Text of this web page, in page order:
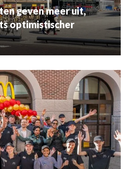
geven meer uit,
optimistischer